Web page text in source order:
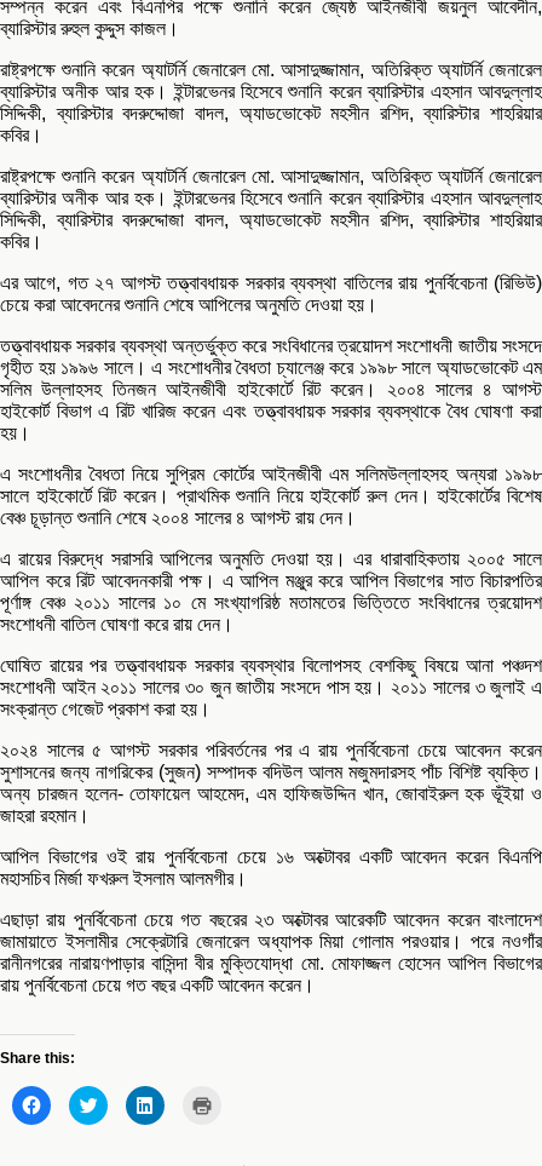
সম্পন্ন করেন এবং বিএনপির পক্ষে শুনানি করেন জ্যেষ্ঠ আইনজীবী জয়নুল আবেদীন,
ব্যারিস্টার রুহুল কুদ্দুস কাজল।
রাষ্ট্রপক্ষে শুনানি করেন অ্যাটর্নি জেনারেল মো. আসাদুজ্জামান, অতিরিক্ত অ্যাটর্নি জেনারেল
ব্যারিস্টার অনীক আর হক। ইন্টারভেনর হিসেবে শুনানি করেন ব্যারিস্টার এহসান আবদুল্লাহ
সিদ্দিকী, ব্যারিস্টার বদরুদ্দোজা বাদল, অ্যাডভোকেট মহসীন রশিদ, ব্যারিস্টার শাহরিয়ার
কবির।
রাষ্ট্রপক্ষে শুনানি করেন অ্যাটর্নি জেনারেল মো. আসাদুজ্জামান, অতিরিক্ত অ্যাটর্নি জেনারেল
ব্যারিস্টার অনীক আর হক। ইন্টারভেনর হিসেবে শুনানি করেন ব্যারিস্টার এহসান আবদুল্লাহ
সিদ্দিকী, ব্যারিস্টার বদরুদ্দোজা বাদল, অ্যাডভোকেট মহসীন রশিদ, ব্যারিস্টার শাহরিয়ার
কবির।
এর আগে, গত ২৭ আগস্ট তত্ত্বাবধায়ক সরকার ব্যবস্থা বাতিলের রায় পুনর্বিবেচনা (রিভিউ)
চেয়ে করা আবেদনের শুনানি শেষে আপিলের অনুমতি দেওয়া হয়।
তত্ত্বাবধায়ক সরকার ব্যবস্থা অন্তর্ভুক্ত করে সংবিধানের ত্রয়োদশ সংশোধনী জাতীয় সংসদে
গৃহীত হয় ১৯৯৬ সালে। এ সংশোধনীর বৈধতা চ্যালেঞ্জ করে ১৯৯৮ সালে অ্যাডভোকেট এম
সলিম উল্লাহসহ তিনজন আইনজীবী হাইকোর্টে রিট করেন। ২০০৪ সালের ৪ আগস্ট
হাইকোর্ট বিভাগ এ রিট খারিজ করেন এবং তত্ত্বাবধায়ক সরকার ব্যবস্থাকে বৈধ ঘোষণা করা
হয়।
এ সংশোধনীর বৈধতা নিয়ে সুপ্রিম কোর্টের আইনজীবী এম সলিমউল্লাহসহ অন্যরা ১৯৯৮
সালে হাইকোর্টে রিট করেন। প্রাথমিক শুনানি নিয়ে হাইকোর্ট রুল দেন। হাইকোর্টের বিশেষ
বেঞ্চ চূড়ান্ত শুনানি শেষে ২০০৪ সালের ৪ আগস্ট রায় দেন।
এ রায়ের বিরুদ্ধে সরাসরি আপিলের অনুমতি দেওয়া হয়। এর ধারাবাহিকতায় ২০০৫ সালে
আপিল করে রিট আবেদনকারী পক্ষ। এ আপিল মঞ্জুর করে আপিল বিভাগের সাত বিচারপতির
পূর্ণাঙ্গ বেঞ্চ ২০১১ সালের ১০ মে সংখ্যাগরিষ্ঠ মতামতের ভিত্তিতে সংবিধানের ত্রয়োদশ
সংশোধনী বাতিল ঘোষণা করে রায় দেন।
ঘোষিত রায়ের পর তত্ত্বাবধায়ক সরকার ব্যবস্থার বিলোপসহ বেশকিছু বিষয়ে আনা পঞ্চদশ
সংশোধনী আইন ২০১১ সালের ৩০ জুন জাতীয় সংসদে পাস হয়। ২০১১ সালের ৩ জুলাই এ
সংক্রান্ত গেজেট প্রকাশ করা হয়।
২০২৪ সালের ৫ আগস্ট সরকার পরিবর্তনের পর এ রায় পুনর্বিবেচনা চেয়ে আবেদন করেন
সুশাসনের জন্য নাগরিকের (সুজন) সম্পাদক বদিউল আলম মজুমদারসহ পাঁচ বিশিষ্ট ব্যক্তি।
অন্য চারজন হলেন- তোফায়েল আহমেদ, এম হাফিজউদ্দিন খান, জোবাইরুল হক ভূঁইয়া ও
জাহরা রহমান।
আপিল বিভাগের ওই রায় পুনর্বিবেচনা চেয়ে ১৬ অক্টোবর একটি আবেদন করেন বিএনপি
মহাসচিব মির্জা ফখরুল ইসলাম আলমগীর।
এছাড়া রায় পুনর্বিবেচনা চেয়ে গত বছরের ২৩ অক্টোবর আরেকটি আবেদন করেন বাংলাদেশ
জামায়াতে ইসলামীর সেক্রেটারি জেনারেল অধ্যাপক মিয়া গোলাম পরওয়ার। পরে নওগাঁর
রানীনগরের নারায়ণপাড়ার বাসিন্দা বীর মুক্তিযোদ্ধা মো. মোফাজ্জল হোসেন আপিল বিভাগের
রায় পুনর্বিবেচনা চেয়ে গত বছর একটি আবেদন করেন।
Share this:
Click
to
share
Click
to
share
Click
to